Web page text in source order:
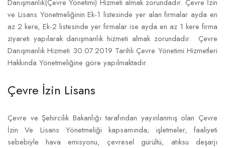
Danışmanlık(Çevre Yönetimi) Hizmeti almak zorundadır. Çevre İzin
ve Lisans Yönetmeliğinin Ek-1 listesinde yer alan firmalar ayda en
az 2 kere, Ek-2 listesinde yer firmalar ise ayda en az 1 kere firma
ziyareti yapılarak danışmanlık hizmeti almak zorundadır. Çevre
Danışmanlık Hizmeti 30.07.2019 Tarihli Çevre Yönetimi Hizmetleri
Hakkında Yönetmeliğine göre yapılmaktadır.
Çevre İzin Lisans
Çevre ve Şehircilik Bakanlığı tarafından yayınlanmış olan Çevre
İzin Ve Lisans Yönetmeliği kapsamında; işletmeler, faaliyeti
sebebiyle hava emisyonu, çevresel gürültü, atıksu deşarjı